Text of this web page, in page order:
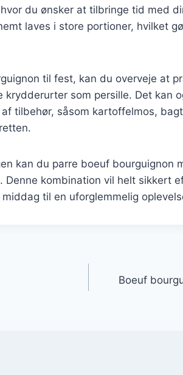
du ønsker at tilbringe tid med
laves i store portioner, hvilket
til fest, kan du overveje at
krydderurter som persille. Det kan
tilbehør, såsom kartoffelmos,
kan du parre boeuf bourguignon
Denne kombination vil helt sikkert
til en uforglemmelig
Boeuf